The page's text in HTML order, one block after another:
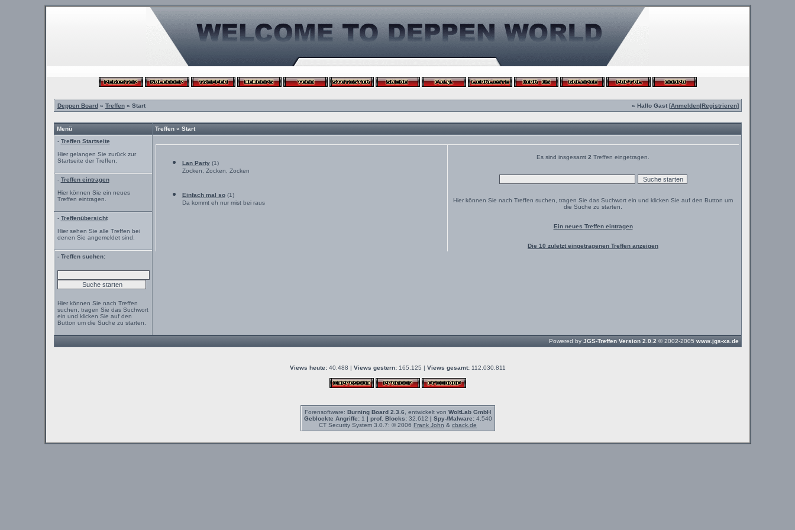
Deppen Board» Treffen» Start » Hallo Gast [Anmelden|Registrieren]
Menü
Treffen » Start
- Treffen Startseite
Hier gelangen Sie zurück zur
Startseite der Treffen.
Lan Party(1)
Zocken, Zocken, Zocken
Einfach mal so(1)
Da kommt eh nur mist bei raus
Es sind insgesamt 2 Treffen eingetragen.
Hier können Sie nach Treffen suchen, tragen Sie das Suchwort ein und klicken Sie auf den Button um
die Suche zu starten.
Ein neues Treffen eintragen
Die 10 zuletzt eingetragenen Treffen anzeigen
- Treffen eintragen
Hier können Sie ein neues
Treffen eintragen.
- Treffenübersicht
Hier sehen Sie alle Treffen bei
denen Sie angemeldet sind.
- Treffen suchen:
Hier können Sie nach Treffen
suchen, tragen Sie das Suchwort
ein und klicken Sie auf den
Button um die Suche zu starten.
Powered by JGS-Treffen Version 2.0.2 © 2002-2005 www.jgs-xa.de
Views heute:40.488 | Views gestern:165.125 | Views gesamt:112.030.811
Forensoftware: Burning Board 2.3.6 , entwickelt von WoltLab GmbH
Geblockte Angriffe:1 | prof. Blocks:32.612 | Spy-/Malware:4.540
CT Security System 3.0.7: © 2006 Frank John & cback.de